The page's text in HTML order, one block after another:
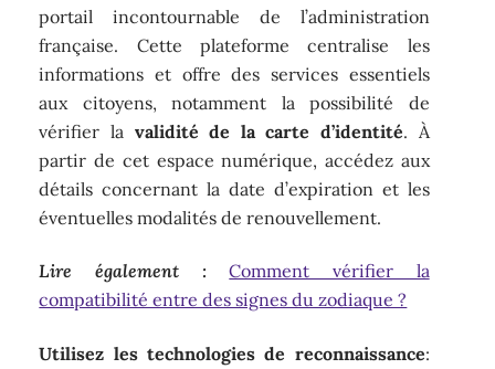
portail incontournable de l’administration
française. Cette plateforme centralise les
informations et offre des services essentiels
aux citoyens, notamment la possibilité de
vérifier la validité de la carte d’identité. À
partir de cet espace numérique, accédez aux
détails concernant la date d’expiration et les
éventuelles modalités de renouvellement.
Lire également :
Comment vérifier la
compatibilité entre des signes du zodiaque ?
Utilisez les technologies de reconnaissance: